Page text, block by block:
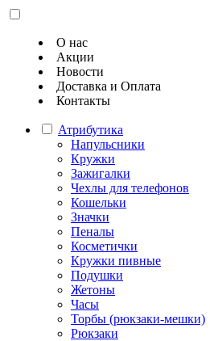
О нас
Акции
Новости
Доставка и Оплата
Контакты
Атрибутика
Напульсники
Кружки
Зажигалки
Чехлы для телефонов
Кошельки
Значки
Пеналы
Косметички
Кружки пивные
Подушки
Жетоны
Часы
Торбы (рюкзаки-мешки)
Рюкзаки